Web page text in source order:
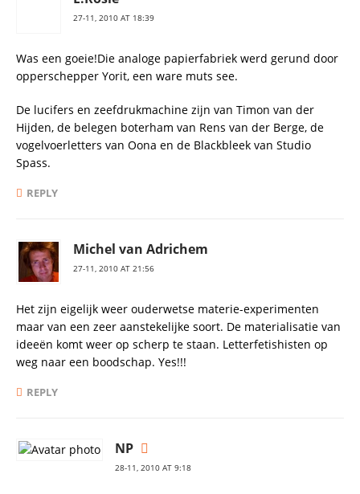
27-11, 2010 AT 18:39
Was een goeie!Die analoge papierfabriek werd gerund door
opperschepper Yorit, een ware muts see.
De lucifers en zeefdrukmachine zijn van Timon van der
Hijden, de belegen boterham van Rens van der Berge, de
vogelvoerletters van Oona en de Blackbleek van Studio
Spass.
REPLY
Michel van Adrichem
27-11, 2010 AT 21:56
Het zijn eigelijk weer ouderwetse materie-experimenten
maar van een zeer aanstekelijke soort. De materialisatie van
ideeën komt weer op scherp te staan. Letterfetishisten op
weg naar een boodschap. Yes!!!
REPLY
NP
28-11, 2010 AT 9:18